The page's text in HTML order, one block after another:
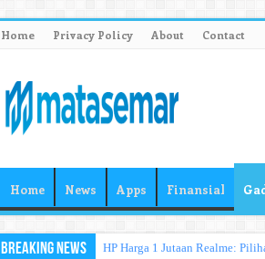
Home Privacy Policy About Contact
Home News Apps Finansial
Breaking News HP Harga 1 Jutaan Realme: